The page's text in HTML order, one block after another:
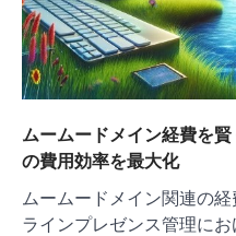
ムームードメイン経費を
の費用効率を最大化
ムームードメイン関連の
ラインプレゼンス管理に